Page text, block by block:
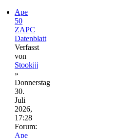
Ape
50
ZAPC
Datenblatt
Verfasst
von
Stookjjj
»
Donnerstag
30.
Juli
2026,
17:28
Forum:
Ape